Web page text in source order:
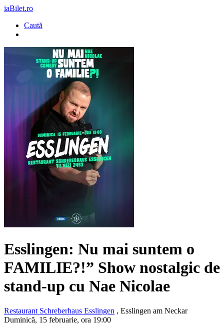
iaBilet.ro
Caută
Esslingen: Nu mai suntem o
FAMILIE?!” Show nostalgic de
stand-up cu Nae Nicolae
Restaurant Schreberhaus Esslingen , Esslingen am Neckar
Duminică, 15 februarie, ora 19:00